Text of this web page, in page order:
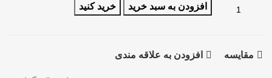
افزودن به سبد خرید خرید کنید
مقايسه افزودن به علاقه مندی